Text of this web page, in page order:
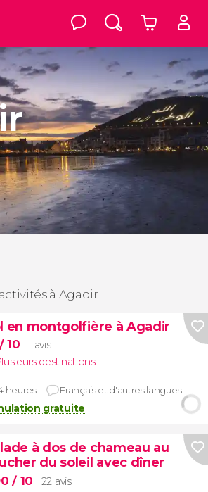
à Agadir
en montgolfière à Agadir
/ 10
1 avis
destinations
heures Français et d'autres langues
gratuite
à dos de chameau au
du soleil avec dîner
/ 10 22 avis